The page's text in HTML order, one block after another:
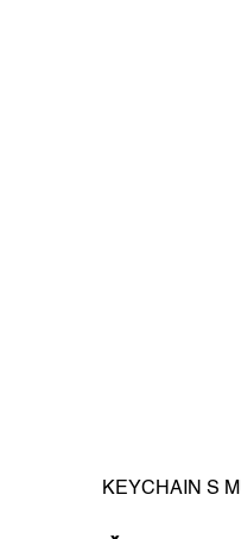
KEYCHAIN S